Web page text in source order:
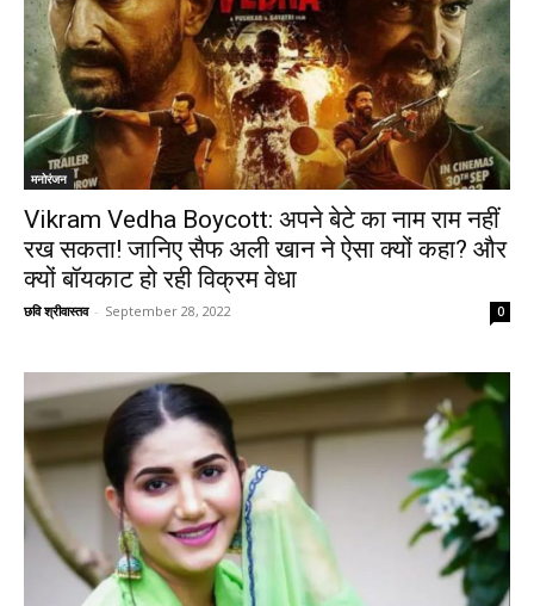
मनोरंजन
Vikram Vedha Boycott: अपने बेटे का नाम राम नहीं
रख सकता! जानिए सैफ अली खान ने ऐसा क्यों कहा? और
क्यों बॉयकाट हो रही विक्रम वेधा
छवि श्रीवास्तव - September 28, 2022 0